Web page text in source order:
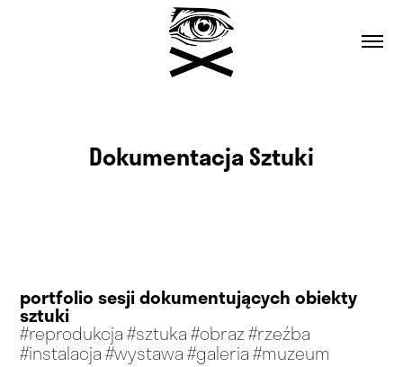
Dokumentacja Sztuki
Dokumentacja Sztuki
portfolio sesji dokumentujących obiekty
sztuki
#reprodukcja #sztuka #obraz #rzeźba
#instalacja #wystawa #galeria #muzeum